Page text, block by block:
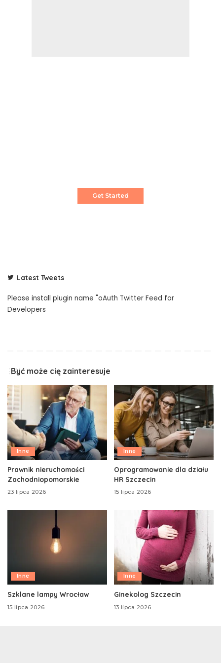
Get Started
Latest Tweets
Please install plugin name "oAuth Twitter Feed for
Developers
Być może cię zainteresuje
Inne
Prawnik nieruchomości
Zachodniopomorskie
23 lipca 2026
Inne
Oprogramowanie dla działu
HR Szczecin
15 lipca 2026
Inne
Szklane lampy Wrocław
15 lipca 2026
Inne
Ginekolog Szczecin
13 lipca 2026